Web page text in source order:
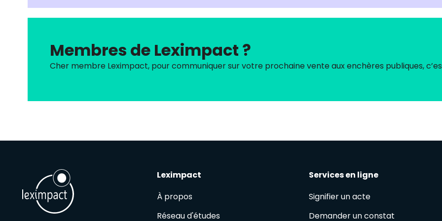
Membres de Leximpact ?
Cher membre Leximpact, pour communiquer sur votre prochaine vente aux enchères publiques,
Leximpact
À propos
Réseau d'études
Services en ligne
Signifier un acte
Demander un constat